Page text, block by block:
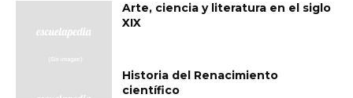
Arte, ciencia y literatura en el siglo
XIX
Historia del Renacimiento
científico